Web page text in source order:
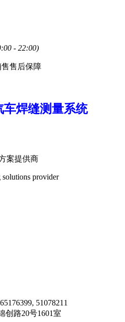
- 22:00)
售后保障
焊缝测量系统
案提供商
solutions provider
65176399, 51078211
创路20号1601室